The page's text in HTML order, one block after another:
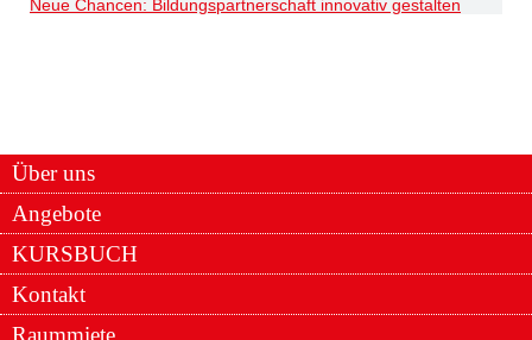
Neue Chancen: Bildungspartnerschaft innovativ gestalten
Über uns
Angebote
KURSBUCH
Kontakt
Raummiete